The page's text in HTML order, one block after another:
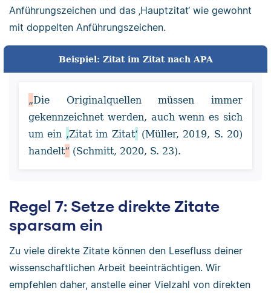
Anführungszeichen und das ‚Hauptzitat‘ wie gewohnt
mit doppelten Anführungszeichen.
Beispiel: Zitat im Zitat nach APA
„Die Originalquellen müssen immer
gekennzeichnet werden, auch wenn es sich
um ein ‚Zitat im Zitat‘ (Müller, 2019, S. 20)
handelt“ (Schmitt, 2020, S. 23).
Regel 7: Setze direkte Zitate
sparsam ein
Zu viele direkte Zitate können den Lesefluss deiner
wissenschaftlichen Arbeit beeinträchtigen. Wir
empfehlen daher, anstelle einer Vielzahl von direkten